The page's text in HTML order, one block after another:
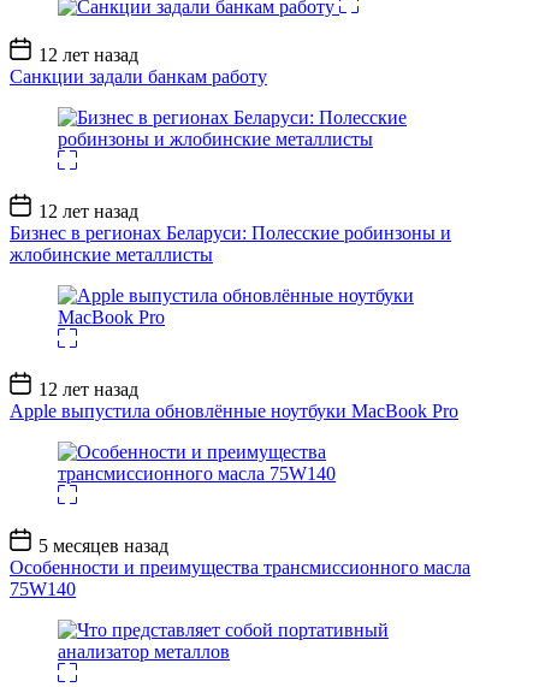
Дата
записи
12 лет назад
Санкции задали банкам работу
Дата
записи
12 лет назад
Бизнес в регионах Беларуси: Полесские робинзоны и
жлобинские металлисты
Дата
записи
12 лет назад
Apple выпустила обновлённые ноутбуки MacBook Pro
Дата
записи
5 месяцев назад
Особенности и преимущества трансмиссионного масла
75W140